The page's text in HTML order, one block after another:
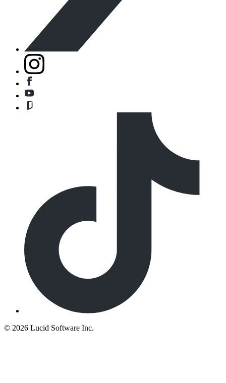
© 2026 Lucid Software Inc.